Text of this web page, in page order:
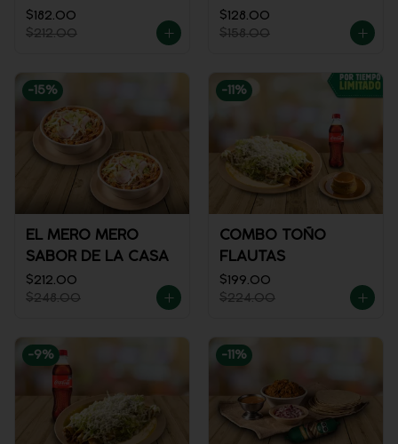
$182.00
$212.00
$128.00
$158.00
-15%
EL MERO MERO
SABOR DE LA CASA
$212.00
$248.00
-11 %
COMBO TOÑO
FLAUTAS
$199.00
$224.00
-9% -11 %